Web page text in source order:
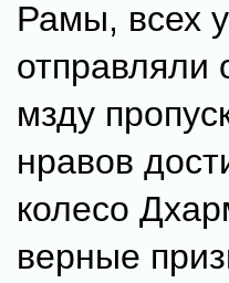
Рамы, всех
отправляли
мзду
нравов
колесо
верные